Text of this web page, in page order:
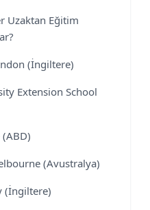
Uzaktan Eğitim
(İngiltere)
Extension School
(Avustralya)
(İngiltere)